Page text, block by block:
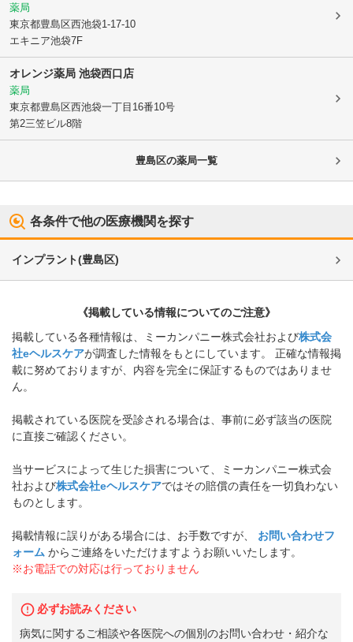
薬局
東京都豊島区西池袋1-17-10
エキニア池袋7F
オレンジ薬局 池袋西口店
薬局
東京都豊島区西池袋一丁目16番10号
第2三笠ビル8階
豊島区の薬局一覧
各条件で他の医療機関を探す
インプラント(豊島区)
《掲載している情報についてのご注意》
掲載している各種情報は、ミーカンパニー株式会社および株式会
社eヘルスケアが調査した情報をもとにしています。 正確な情報掲
載に努めておりますが、内容を完全に保証するものではありませ
ん。
掲載されている医院を受診される場合は、事前に必ず該当の医院
に直接ご確認ください。
当サービスによって生じた損害について、ミーカンパニー株式会
社および株式会社eヘルスケアではその賠償の責任を一切負わない
ものとします。
掲載情報に誤りがある場合には、お手数ですが、
お問い合わせフ
ォーム からご連絡をいただけますようお願いいたします。
※お電話での対応は行っておりません
必ずお読みください
病気に関するご相談や各医院への個別のお問い合わせ・紹介な